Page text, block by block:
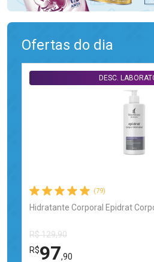
Ofertas do dia
(79)
Hidratante Corporal Epidrat
DESC.
R$ 129,90
R$97,90